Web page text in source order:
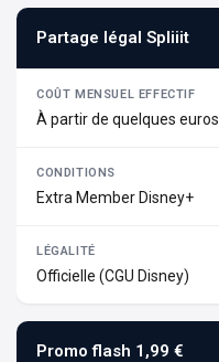
Partage légal Spliiit
À partir de quelques euros
Extra Member Disney+
Officielle (CGU Disney)
Promo flash 1,99 €